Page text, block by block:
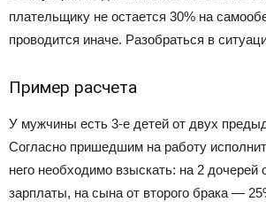
плательщику не остается 30% на
проводится иначе. Разобраться в
Пример расчета
У мужчины есть 3-е детей от двух
Согласно пришедшим на работу
него необходимо взыскать: на 2 дочерей
зарплаты, на сына от второго брака —